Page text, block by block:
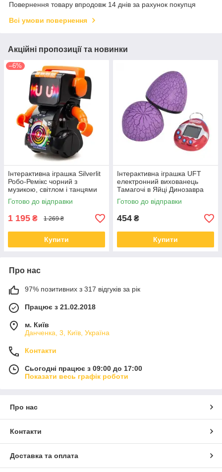
Повернення товару впродовж 14 днів за рахунок покупця
Всі умови повернення
Акційні пропозиції та новинки
–6%
Інтерактивна іграшка Silverlit
Робо-Ремікс чорний з
музикою, світлом і танцями
(88004)
Готово до відправки
1 195 ₴ 1 269 ₴
Купити
Інтерактивна іграшка UFT
електронний вихованець
Тамагочі в Яйці Динозавра
Eggshell Game Purple
(EggPurple)
Готово до відправки
454 ₴
Купити
Про нас
97% позитивних з 317 відгуків за рік
Працює з 21.02.2018
м. Київ
Данченка, 3, Київ, Україна
Контакти
Сьогодні працює з 09:00 до 17:00
Показати весь графік роботи
Про нас
Контакти
Доставка та оплата